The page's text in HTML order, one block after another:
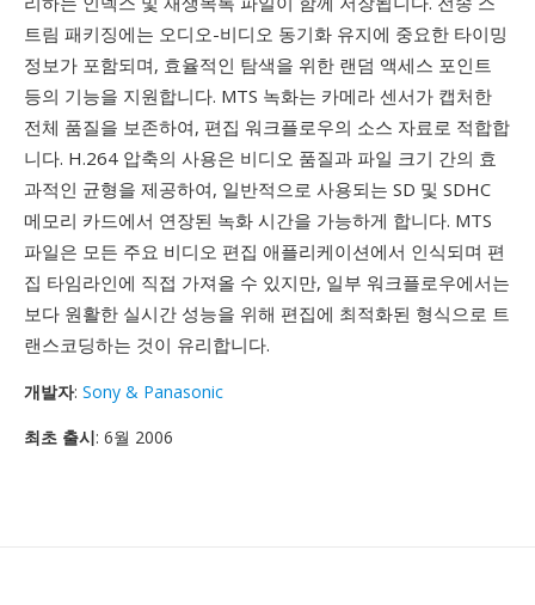
트림 패키징에는 오디오-비디오 동기화 유지에 중요한 타이밍
정보가 포함되며, 효율적인 탐색을 위한 랜덤 액세스 포인트
등의 기능을 지원합니다. MTS 녹화는 카메라 센서가 캡처한
전체 품질을 보존하여, 편집 워크플로우의 소스 자료로 적합합
니다. H.264 압축의 사용은 비디오 품질과 파일 크기 간의 효
과적인 균형을 제공하여, 일반적으로 사용되는 SD 및 SDHC
메모리 카드에서 연장된 녹화 시간을 가능하게 합니다. MTS
파일은 모든 주요 비디오 편집 애플리케이션에서 인식되며 편
집 타임라인에 직접 가져올 수 있지만, 일부 워크플로우에서는
보다 원활한 실시간 성능을 위해 편집에 최적화된 형식으로 트
랜스코딩하는 것이 유리합니다.
개발자: Sony & Panasonic
최초 출시: 6월 2006